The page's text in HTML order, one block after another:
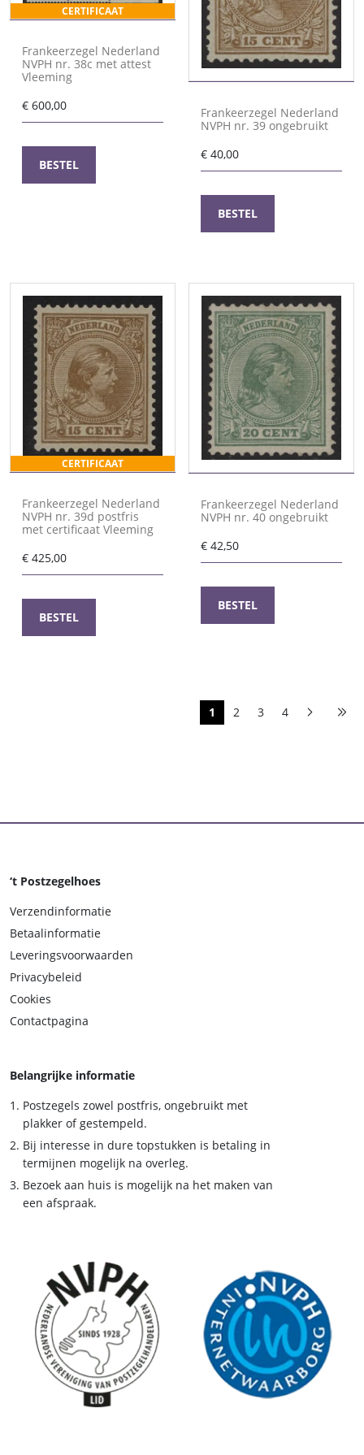
CERTIFICAAT
Frankeerzegel Nederland
NVPH nr. 38c met attest
Vleeming
€ 600,00
BESTEL
Frankeerzegel Nederland
NVPH nr. 39 ongebruikt
€ 40,00
BESTEL
CERTIFICAAT
Frankeerzegel Nederland
NVPH nr. 39d postfris
met certificaat Vleeming
€ 425,00
BESTEL
Frankeerzegel Nederland
NVPH nr. 40 ongebruikt
€ 42,50
BESTEL
1 2 3 4
‘t Postzegelhoes
Verzendinformatie
Betaalinformatie
Leveringsvoorwaarden
Privacybeleid
Cookies
Contactpagina
Belangrijke informatie
Postzegels zowel postfris, ongebruikt met
plakker of gestempeld.
Bij interesse in dure topstukken is betaling in
termijnen mogelijk na overleg.
Bezoek aan huis is mogelijk na het maken van
een afspraak.